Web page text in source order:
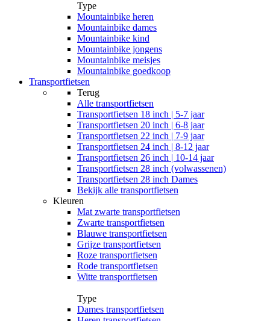
Type
Mountainbike heren
Mountainbike dames
Mountainbike kind
Mountainbike jongens
Mountainbike meisjes
Mountainbike goedkoop
Transportfietsen
Terug
Alle transportfietsen
Transportfietsen 18 inch | 5-7 jaar
Transportfietsen 20 inch | 6-8 jaar
Transportfietsen 22 inch | 7-9 jaar
Transportfietsen 24 inch | 8-12 jaar
Transportfietsen 26 inch | 10-14 jaar
Transportfietsen 28 inch (volwassenen)
Transportfietsen 28 inch Dames
Bekijk alle transportfietsen
Kleuren
Mat zwarte transportfietsen
Zwarte transportfietsen
Blauwe transportfietsen
Grijze transportfietsen
Roze transportfietsen
Rode transportfietsen
Witte transportfietsen
Type
Dames transportfietsen